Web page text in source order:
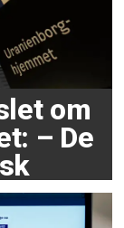
om
– De